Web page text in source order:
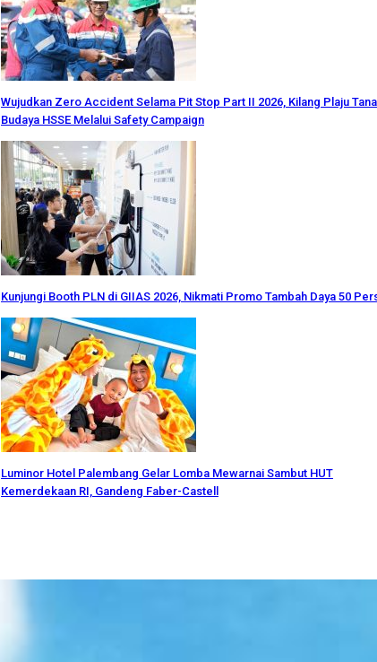
Wujudkan Zero Accident Selama Pit Stop Part II 2026, Kilang Plaju
Budaya HSSE Melalui Safety Campaign
Kunjungi Booth PLN di GIIAS 2026, Nikmati Promo Tambah Daya 50
Luminor Hotel Palembang Gelar Lomba Mewarnai Sambut HUT
Kemerdekaan RI, Gandeng Faber-Castell